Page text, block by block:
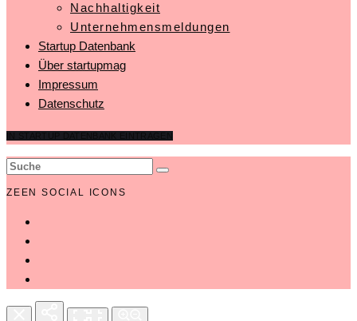
Nachhaltigkeit
Unternehmensmeldungen
Startup Datenbank
Über startupmag
Impressum
Datenschutz
ZEEN SOCIAL ICONS